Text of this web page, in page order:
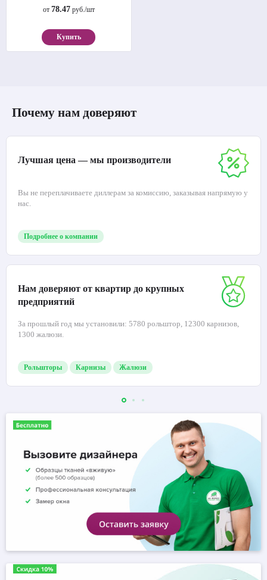
от 78.47руб./шт
Купить
Почему нам доверяют
Лучшая цена — мы производители
Вы не переплачиваете диллерам за комиссию, заказывая напрямую у
нас.
Подробнее о компании
Нам доверяют от квартир до крупных
предприятий
За прошлый год мы установили: 5780 рольштор, 12300 карнизов,
1300 жалюзи.
Рольшторы Карнизы Жалюзи